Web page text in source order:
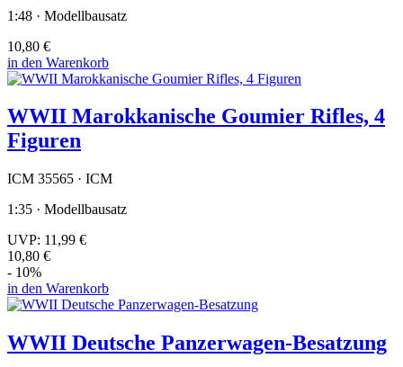
1:48 · Modellbausatz
10,80 €
in den Warenkorb
WWII Marokkanische Goumier Rifles, 4
Figuren
ICM 35565 · ICM
1:35 · Modellbausatz
UVP: 11,99 €
10,80 €
- 10%
in den Warenkorb
WWII Deutsche Panzerwagen-Besatzung